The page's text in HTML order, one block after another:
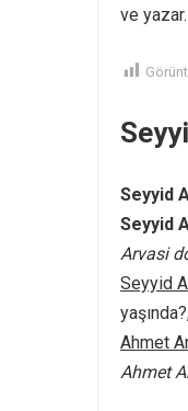
ve yazar.
Seyyid
Seyyid
Arvasi
Seyyid
Ahmet
Ahmet